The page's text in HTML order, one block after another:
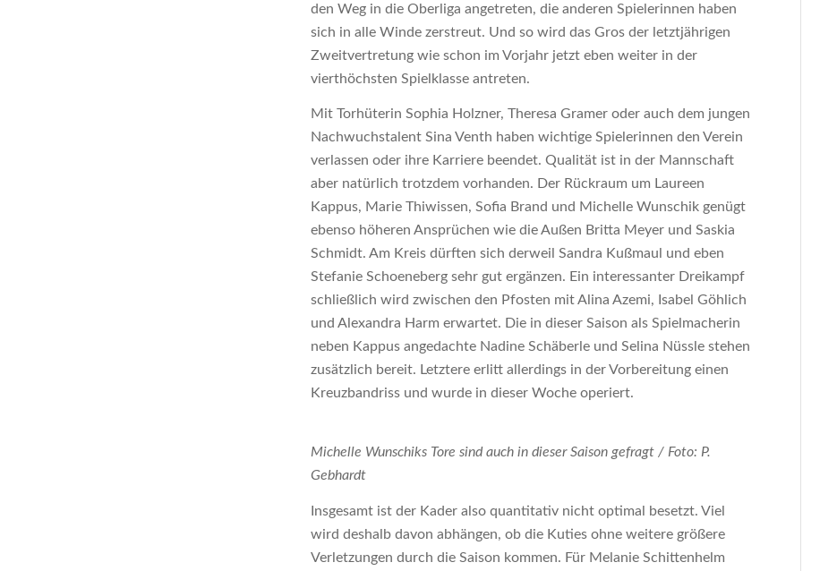
den Weg in die Oberliga angetreten, die anderen Spielerinnen haben
sich in alle Winde zerstreut. Und so wird das Gros der letztjährigen
Zweitvertretung wie schon im Vorjahr jetzt eben weiter in der
vierthöchsten Spielklasse antreten.
Mit Torhüterin Sophia Holzner, Theresa Gramer oder auch dem jungen
Nachwuchstalent Sina Venth haben wichtige Spielerinnen den Verein
verlassen oder ihre Karriere beendet. Qualität ist in der Mannschaft
aber natürlich trotzdem vorhanden. Der Rückraum um Laureen
Kappus, Marie Thiwissen, Sofia Brand und Michelle Wunschik genügt
ebenso höheren Ansprüchen wie die Außen Britta Meyer und Saskia
Schmidt. Am Kreis dürften sich derweil Sandra Kußmaul und eben
Stefanie Schoeneberg sehr gut ergänzen. Ein interessanter Dreikampf
schließlich wird zwischen den Pfosten mit Alina Azemi, Isabel Göhlich
und Alexandra Harm erwartet. Die in dieser Saison als Spielmacherin
neben Kappus angedachte Nadine Schäberle und Selina Nüssle stehen
zusätzlich bereit. Letztere erlitt allerdings in der Vorbereitung einen
Kreuzbandriss und wurde in dieser Woche operiert.
Michelle Wunschiks Tore sind auch in dieser Saison gefragt / Foto: P.
Gebhardt
Insgesamt ist der Kader also quantitativ nicht optimal besetzt. Viel
wird deshalb davon abhängen, ob die Kuties ohne weitere größere
Verletzungen durch die Saison kommen. Für Melanie Schittenhelm